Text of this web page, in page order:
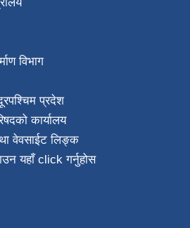
विभाग
प्रदेश
कार्यालय
वेवसाईट लिङ्क
यहाँ click गर्नुहोस